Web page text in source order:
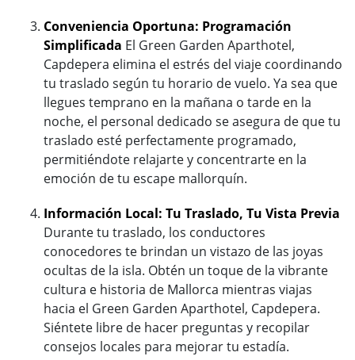
Conveniencia Oportuna: Programación
Simplificada El Green Garden Aparthotel,
Capdepera elimina el estrés del viaje coordinando
tu traslado según tu horario de vuelo. Ya sea que
llegues temprano en la mañana o tarde en la
noche, el personal dedicado se asegura de que tu
traslado esté perfectamente programado,
permitiéndote relajarte y concentrarte en la
emoción de tu escape mallorquín.
Información Local: Tu Traslado, Tu Vista Previa
Durante tu traslado, los conductores
conocedores te brindan un vistazo de las joyas
ocultas de la isla. Obtén un toque de la vibrante
cultura e historia de Mallorca mientras viajas
hacia el Green Garden Aparthotel, Capdepera.
Siéntete libre de hacer preguntas y recopilar
consejos locales para mejorar tu estadía.